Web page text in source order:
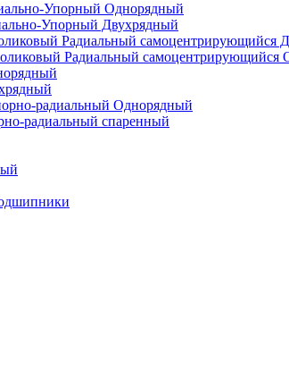
Упорный Однорядный
Упорный Двухрядный
Радиальный самоцентрирующийся
Радиальный самоцентрирующийся
радиальный Однорядный
радиальный спаренный